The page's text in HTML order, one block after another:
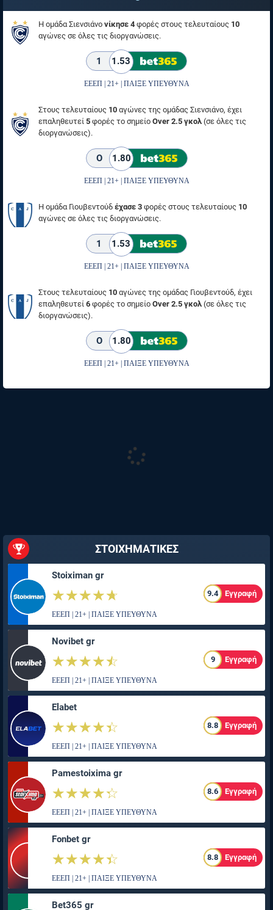
Η ομάδα Σιενσιάνο νίκησε 4 φορές στους τελευταίους 10
αγώνες σε όλες τις διοργανώσεις.
1 1.53
ΕΕΕΠ | 21+ | ΠΑΙΞΕ ΥΠΕΥΘΥΝΑ
Στους τελευταίους 10 αγώνες της ομάδας Σιενσιάνο, έχει
επαληθευτεί 5 φορές το σημείο Over 2.5 γκολ (σε όλες τις
διοργανώσεις).
O 1.80
ΕΕΕΠ | 21+ | ΠΑΙΞΕ ΥΠΕΥΘΥΝΑ
Η ομάδα Γιουβεντούδ έχασε 3 φορές στους τελευταίους 10
αγώνες σε όλες τις διοργανώσεις.
1 1.53
ΕΕΕΠ | 21+ | ΠΑΙΞΕ ΥΠΕΥΘΥΝΑ
Στους τελευταίους 10 αγώνες της ομάδας Γιουβεντούδ, έχει
επαληθευτεί 6 φορές το σημείο Over 2.5 γκολ (σε όλες τις
διοργανώσεις).
O 1.80
ΕΕΕΠ | 21+ | ΠΑΙΞΕ ΥΠΕΥΘΥΝΑ
ΣΤΟΙΧΗΜΑΤΙΚΕΣ
Stoiximan gr
☆☆☆☆☆
★★★★★ 9.4 Εγγραφή
ΕΕΕΠ | 21+ | ΠΑΙΞΕ ΥΠΕΥΘΥΝΑ
Novibet gr
☆☆☆☆☆
★★★★★ 9 Εγγραφή
ΕΕΕΠ | 21+ | ΠΑΙΞΕ ΥΠΕΥΘΥΝΑ
Elabet
☆☆☆☆☆
★★★★★ 8.8 Εγγραφή
ΕΕΕΠ | 21+ | ΠΑΙΞΕ ΥΠΕΥΘΥΝΑ
Pamestoixima gr
☆☆☆☆☆
★★★★★ 8.6 Εγγραφή
ΕΕΕΠ | 21+ | ΠΑΙΞΕ ΥΠΕΥΘΥΝΑ
Fonbet gr
☆☆☆☆☆
★★★★★ 8.8 Εγγραφή
ΕΕΕΠ | 21+ | ΠΑΙΞΕ ΥΠΕΥΘΥΝΑ
Bet365 gr